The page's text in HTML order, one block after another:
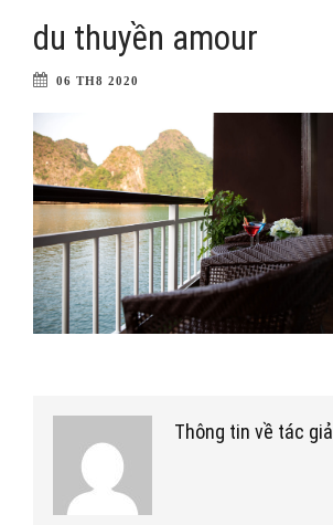
du thuyền amour
06 TH8 2020
Thông tin về tác giả